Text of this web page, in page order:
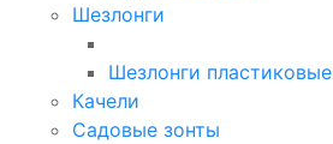
Шезлонги
Шезлонги пластиковые
Качели
Садовые зонты